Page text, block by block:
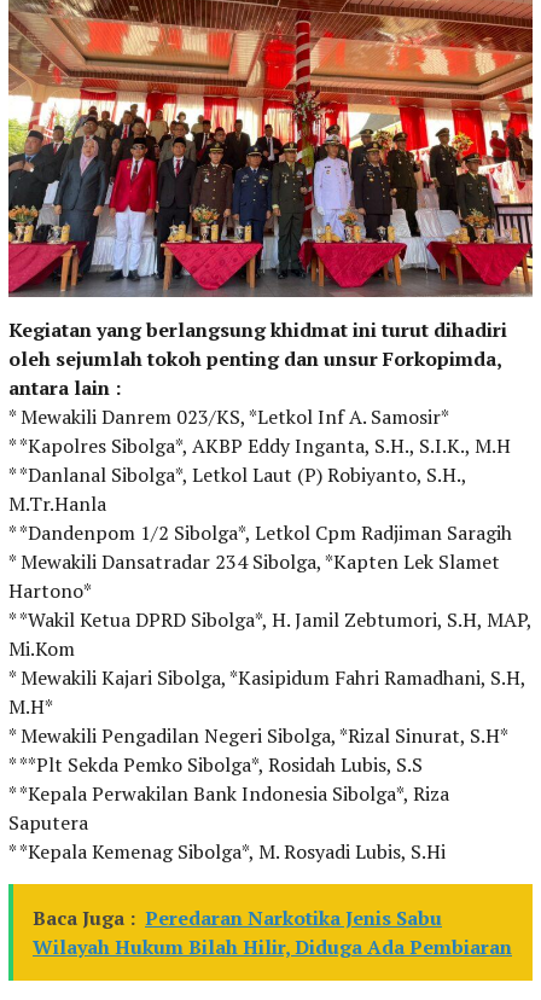
Kegiatan yang berlangsung khidmat ini turut dihadiri
oleh sejumlah tokoh penting dan unsur Forkopimda,
antara lain :
* Mewakili Danrem 023/KS, *Letkol Inf A. Samosir*
* *Kapolres Sibolga*, AKBP Eddy Inganta, S.H., S.I.K., M.H
* *Danlanal Sibolga*, Letkol Laut (P) Robiyanto, S.H.,
M.Tr.Hanla
* *Dandenpom 1/2 Sibolga*, Letkol Cpm Radjiman Saragih
* Mewakili Dansatradar 234 Sibolga, *Kapten Lek Slamet
Hartono*
* *Wakil Ketua DPRD Sibolga*, H. Jamil Zebtumori, S.H, MAP,
Mi.Kom
* Mewakili Kajari Sibolga, *Kasipidum Fahri Ramadhani, S.H,
M.H*
* Mewakili Pengadilan Negeri Sibolga, *Rizal Sinurat, S.H*
* **Plt Sekda Pemko Sibolga*, Rosidah Lubis, S.S
* *Kepala Perwakilan Bank Indonesia Sibolga*, Riza
Saputera
* *Kepala Kemenag Sibolga*, M. Rosyadi Lubis, S.Hi
Baca Juga : Peredaran Narkotika Jenis Sabu
Wilayah Hukum Bilah Hilir, Diduga Ada Pembiaran